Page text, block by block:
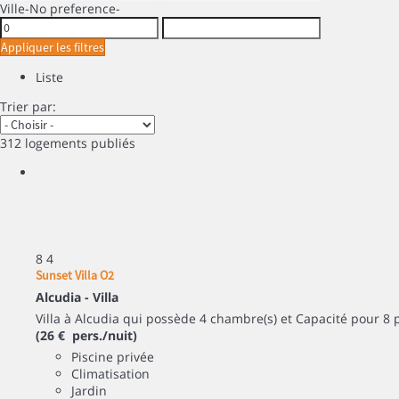
Ville-No preference-
Appliquer les filtres
Liste
Trier par:
312 logements publiés
8 4
Sunset Villa O2
Alcudia - Villa
Villa à Alcudia qui possède 4 chambre(s) et Capacité pour 8
(26 € pers./nuit)
Piscine privée
Climatisation
Jardin